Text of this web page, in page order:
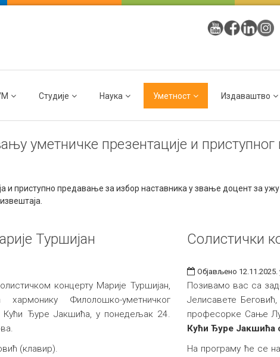
Студије Наука Уметност Издаваштво
уметничке презентације и
и приступно предавање за избор наставника у звање доцент за
Туршијан
концерту Марије Туршијан,
Филолошко-уметничког
Кући Ђуре Јакшића, у понедељак 24.
(клавир).
Солистички
Објављено 12.11.2025.
Позивамо вас са
Јелисавете
професорке Сање
Кући Ђуре Јакшића
На програму ће се